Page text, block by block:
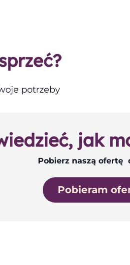
potrzeby
jak
Pobierz naszą ofertę
Pobieram